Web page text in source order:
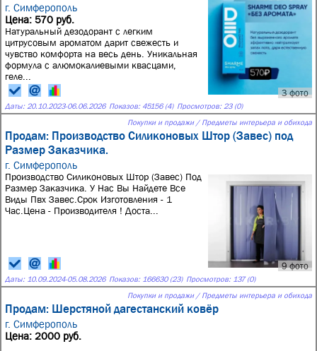
г. Симферополь
3 фото
Цена: 570 руб.
Натуральный дезодорант с легким
цитрусовым ароматом дарит свежесть и
чувство комфорта на весь день. Уникальная
формула с алюмокалиевыми квасцами,
геле...
Даты: 20.10.2023-06.06.2026 Показов: 45156 (4) Просмотров: 23 (0)
Покупки и продажи / Предметы интерьера и обихода
Продам: Производство Силиконовых Штор (Завес) под
Размер Заказчика.
г. Симферополь
9 фото
Производство Силиконовых Штор (Завес) Под
Размер Заказчика. У Нас Вы Найдете Все
Виды Пвх Завес.Срок Изготовления - 1
Час.Цена - Производителя ! Доста...
Даты: 10.09.2024-05.08.2026 Показов: 166630 (23) Просмотров: 137 (0)
Покупки и продажи / Предметы интерьера и обихода
Продам: Шерстяной дагестанский ковёр
г. Симферополь
Цена: 2000 руб.